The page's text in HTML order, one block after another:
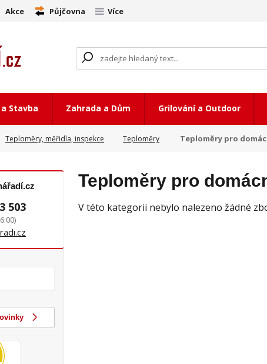
Akce Půjčovna Více
Stavba Zahrada a Dům Grilování a Outdoor
Teploměry, měřidla, inspekce Teploměry Teploměry pro
Teploměry pro
V této kategorii nebylo nalezeno žádné
503